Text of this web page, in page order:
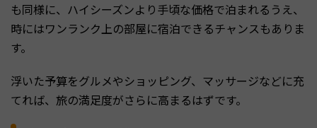
も同様に、ハイシーズンより手頃な価格で泊まれるうえ、
時にはワンランク上の部屋に宿泊できるチャンスもありま
す。
浮いた予算をグルメやショッピング、マッサージなどに充
てれば、旅の満足度がさらに高まるはずです。